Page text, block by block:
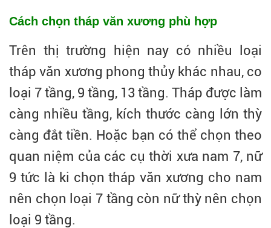
Cách chọn tháp văn xương phù hợp
Trên thị trường hiện nay có nhiều loại
tháp văn xương phong thủy khác nhau, co
loại 7 tầng, 9 tầng, 13 tầng. Tháp được làm
càng nhiều tầng, kích thước càng lớn thỳ
càng đắt tiền. Hoặc bạn có thể chọn theo
quan niệm của các cụ thời xưa nam 7, nữ
9 tức là ki chọn tháp văn xương cho nam
nên chọn loại 7 tầng còn nữ thỳ nên chọn
loại 9 tầng.